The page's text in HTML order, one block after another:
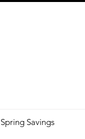
Spring Savings